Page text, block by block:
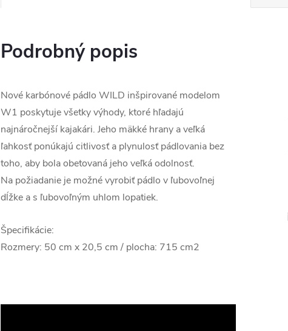
Podrobný popis
Nové karbónové pádlo WILD inšpirované modelom
W1 poskytuje všetky výhody, ktoré hľadajú
najnáročnejší kajakári. Jeho mäkké hrany a veľká
ľahkosť ponúkajú citlivosť a plynulosť pádlovania bez
toho, aby bola obetovaná jeho veľká odolnosť.
Na požiadanie je možné vyrobiť pádlo v ľubovoľnej
dĺžke a s ľubovoľným uhlom lopatiek.
Špecifikácie:
Rozmery: 50 cm x 20,5 cm / plocha: 715 cm2